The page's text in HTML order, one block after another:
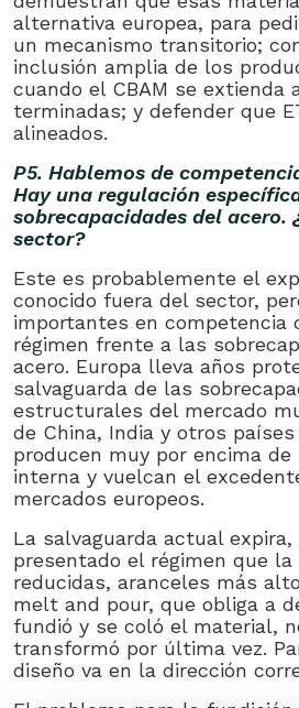
alternativa europea, para
un mecanismo transitorio;
inclusión amplia de los
cuando el CBAM se extienda
terminadas; y defender que
alineados.
P5. Hablemos de
Hay una regulación
sobrecapacidades del acero.
sector?
Este es probablemente el
conocido fuera del sector,
importantes en competencia
régimen frente a las
acero. Europa lleva años
salvaguarda de las
estructurales del mercado
de China, India y otros
producen muy por encima de
interna y vuelcan el
mercados europeos.
La salvaguarda actual
presentado el régimen que
reducidas, aranceles más
melt and pour, que obliga a
fundió y se coló el material,
transformó por última vez.
diseño va en la dirección